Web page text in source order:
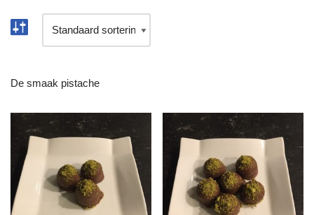
De smaak pistache